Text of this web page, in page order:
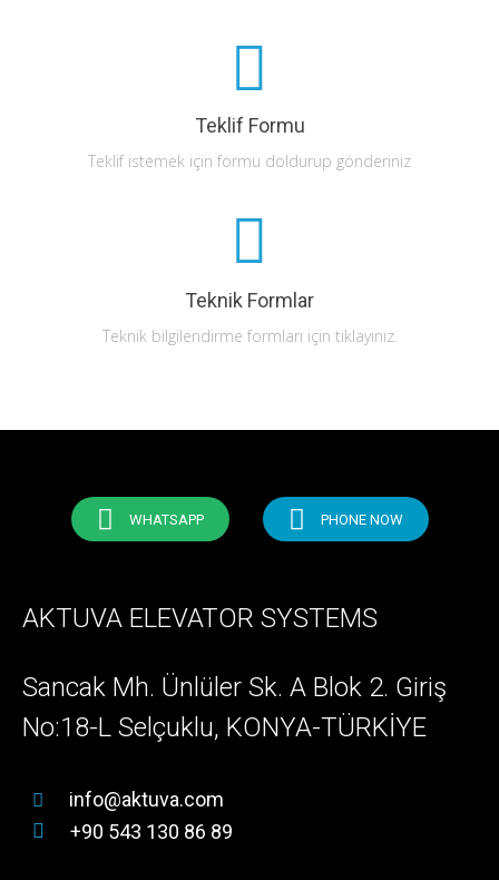
Teklif Formu
Teklif istemek için formu doldurup gönderiniz
Teknik Formlar
Teknik bilgilendirme formları için tıklayınız.
WHATSAPP PHONE NOW
AKTUVA ELEVATOR SYSTEMS
Sancak Mh. Ünlüler Sk. A Blok 2. Giriş
No:18-L Selçuklu, KONYA-TÜRKİYE
info@aktuva.com
+90 543 130 86 89